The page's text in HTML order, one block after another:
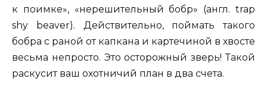
к поимке», «нерешительный бобр» (англ. trap
shy beaver). Действительно, поймать такого
бобра с раной от капкана и картечиной в хвосте
весьма непросто. Это осторожный зверь! Такой
раскусит ваш охотничий план в два счета.